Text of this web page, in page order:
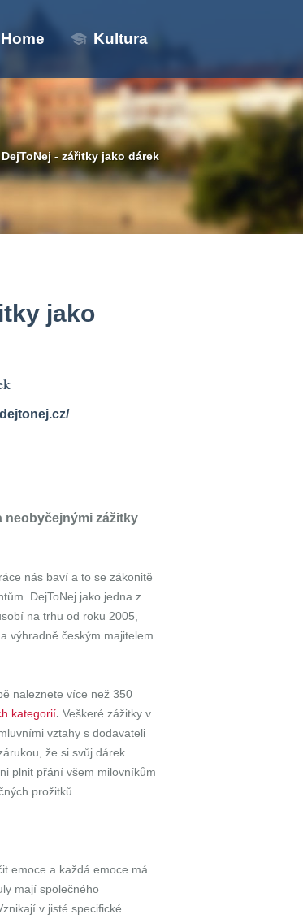
Home Kultura
DejToNej - zářitky jako dárek
jako
neobyčejnými zážitky
nás baví a to se zákonitě
DejToNej jako jedna z
na trhu od roku 2005,
výhradně českým majitelem
naleznete více než 350
kategorií.Veškeré zážitky v
vztahy s dodavateli
že si svůj dárek
plnit přání všem milovníkům
prožitků.
emoce a každá emoce má
mají společného
v jisté specifické